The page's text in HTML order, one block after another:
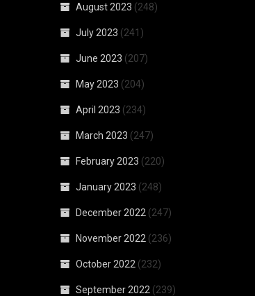
August 2023 (248)
July 2023 (241)
June 2023 (207)
May 2023 (204)
April 2023 (234)
March 2023 (247)
February 2023 (220)
January 2023 (248)
December 2022 (247)
November 2022 (236)
October 2022 (232)
September 2022 (239)